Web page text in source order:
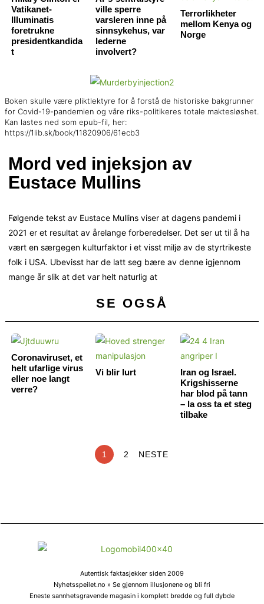
Vatikanet-
Illuminatis
foretrukne
presidentkandida
t
ville sperre
varsleren inne på
sinnsykehus, var
lederne
involvert?
Terrorlikheter
mellom Kenya og
Norge
Boken skulle være pliktlektyre for å forstå de historiske bakgrunner
for Covid-19-pandemien og våre riks-politikeres totale maktesløshet.
Kan lastes ned som epub-fil, her:
https://1lib.sk/book/11820906/61ecb3
Mord ved injeksjon av
Eustace Mullins
Følgende tekst av Eustace Mullins viser at dagens pandemi i
2021 er et resultat av årelange forberedelser. Det ser ut til å ha
vært en særgegen kulturfaktor i et visst miljø av de styrtrikeste
folk i USA. Ubevisst har de latt seg bære av denne igjennom
mange år slik at det var helt naturlig at
SE OGSÅ
Coronaviruset, et
helt ufarlige virus
eller noe langt
verre?
Vi blir lurt
Iran og Israel.
Krigshisserne
har blod på tann
– la oss ta et steg
tilbake
1 2 NESTE
Autentisk faktasjekker siden 2009
Nyhetsspeilet.no » Se gjennom illusjonene og bli fri
Eneste sannhetsgravende magasin i komplett bredde og full dybde